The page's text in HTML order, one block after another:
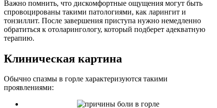
Важно помнить, что дискомфортные ощущения могут быть
спровоцированы такими патологиями, как ларингит и
тонзиллит. После завершения приступа нужно немедленно
обратиться к отоларингологу, который подберет адекватную
терапию.
Клиническая картина
Обычно спазмы в горле характеризуются такими
проявлениями: